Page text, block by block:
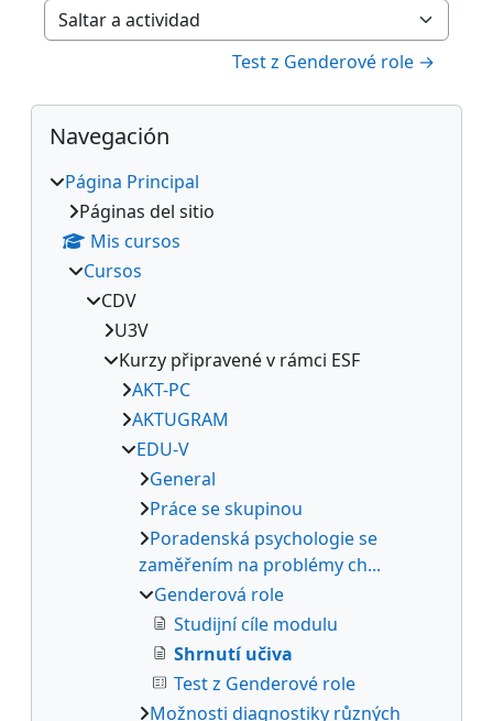
Saltar a actividad
Test z Genderové role →
Bloques
Salta Navegación
Navegación
Página Principal
Páginas del sitio
Mis cursos
Cursos
CDV
U3V
Kurzy připravené v rámci ESF
AKT-PC
AKTUGRAM
EDU-V
General
Práce se skupinou
Poradenská psychologie se
zaměřením na problémy ch...
Genderová role
Studijní cíle modulu
Shrnutí učiva
Test z Genderové role
Možnosti diagnostiky různých